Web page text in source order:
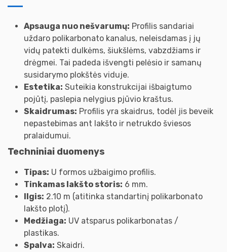
Apsauga nuo nešvarumų: Profilis sandariai
uždaro polikarbonato kanalus, neleisdamas į jų
vidų patekti dulkėms, šiukšlėms, vabzdžiams ir
drėgmei. Tai padeda išvengti pelėsio ir samanų
susidarymo plokštės viduje.
Estetika: Suteikia konstrukcijai išbaigtumo
pojūtį, paslepia nelygius pjūvio kraštus.
Skaidrumas: Profilis yra skaidrus, todėl jis beveik
nepastebimas ant lakšto ir netrukdo šviesos
pralaidumui.
Techniniai duomenys
Tipas: U formos užbaigimo profilis.
Tinkamas lakšto storis: 6 mm.
Ilgis: 2.10 m (atitinka standartinį polikarbonato
lakšto plotį).
Medžiaga: UV atsparus polikarbonatas /
plastikas.
Spalva: Skaidri.